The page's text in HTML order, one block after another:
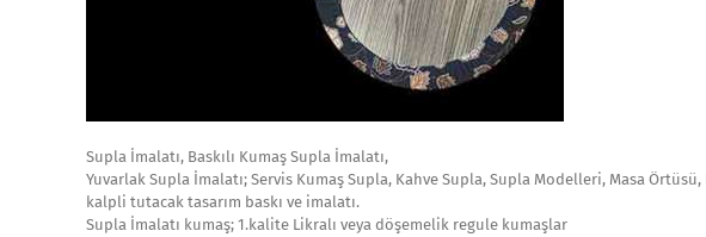
Supla İmalatı, Baskılı Kumaş Supla İmalatı,
Yuvarlak Supla İmalatı; Servis Kumaş Supla, Kahve Supla, Supla Modelleri, Masa
kalpli tutacak tasarım baskı ve imalatı.
Supla İmalatı kumaş; 1.kalite Likralı veya döşemelik regule kumaşlar